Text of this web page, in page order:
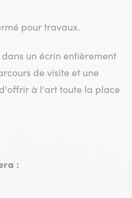
pour travaux.
un écrin entièrement
de visite et une
à l'art toute la place
: